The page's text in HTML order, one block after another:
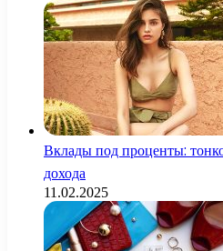
Вклады под проценты:
дохода
11.02.2025